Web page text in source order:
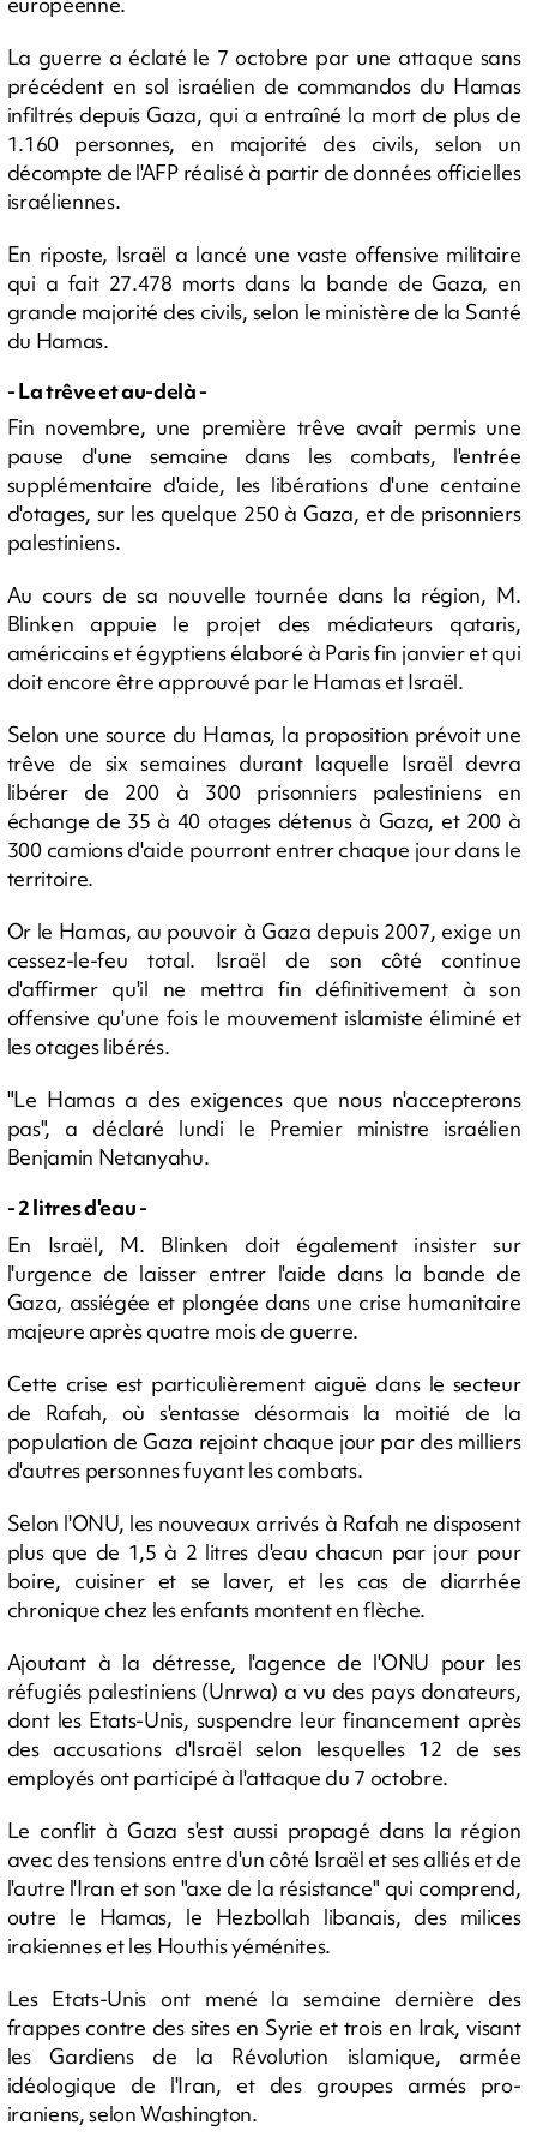
La guerre a éclaté le 7 octobre par une attaque sans
précédent en sol israélien de commandos du Hamas
infiltrés depuis Gaza, qui a entraîné la mort de plus de
1.160 personnes, en majorité des civils, selon un
décompte de l'AFP réalisé à partir de données officielles
israéliennes.
En riposte, Israël a lancé une vaste offensive militaire
qui a fait 27.478 morts dans la bande de Gaza, en
grande majorité des civils, selon le ministère de la Santé
du Hamas.
- La trêve et au-delà -
Fin novembre, une première trêve avait permis une
pause d'une semaine dans les combats, l'entrée
supplémentaire d'aide, les libérations d'une centaine
d'otages, sur les quelque 250 à Gaza, et de prisonniers
palestiniens.
Au cours de sa nouvelle tournée dans la région, M.
Blinken appuie le projet des médiateurs qataris,
américains et égyptiens élaboré à Paris fin janvier et qui
doit encore être approuvé par le Hamas et Israël.
Selon une source du Hamas, la proposition prévoit une
trêve de six semaines durant laquelle Israël devra
libérer de 200 à 300 prisonniers palestiniens en
échange de 35 à 40 otages détenus à Gaza, et 200 à
300 camions d'aide pourront entrer chaque jour dans le
territoire.
Or le Hamas, au pouvoir à Gaza depuis 2007, exige un
cessez-le-feu total. Israël de son côté continue
d'affirmer qu'il ne mettra fin définitivement à son
offensive qu'une fois le mouvement islamiste éliminé et
les otages libérés.
"Le Hamas a des exigences que nous n'accepterons
pas", a déclaré lundi le Premier ministre israélien
Benjamin Netanyahu.
- 2 litres d'eau -
En Israël, M. Blinken doit également insister sur
l'urgence de laisser entrer l'aide dans la bande de
Gaza, assiégée et plongée dans une crise humanitaire
majeure après quatre mois de guerre.
Cette crise est particulièrement aiguë dans le secteur
de Rafah, où s'entasse désormais la moitié de la
population de Gaza rejoint chaque jour par des milliers
d'autres personnes fuyant les combats.
Selon l'ONU, les nouveaux arrivés à Rafah ne disposent
plus que de 1,5 à 2 litres d'eau chacun par jour pour
boire, cuisiner et se laver, et les cas de diarrhée
chronique chez les enfants montent en flèche.
Ajoutant à la détresse, l'agence de l'ONU pour les
réfugiés palestiniens (Unrwa) a vu des pays donateurs,
dont les Etats-Unis, suspendre leur financement après
des accusations d'Israël selon lesquelles 12 de ses
employés ont participé à l'attaque du 7 octobre.
Le conflit à Gaza s'est aussi propagé dans la région
avec des tensions entre d'un côté Israël et ses alliés et de
l'autre l'Iran et son "axe de la résistance" qui comprend,
outre le Hamas, le Hezbollah libanais, des milices
irakiennes et les Houthis yéménites.
Les Etats-Unis ont mené la semaine dernière des
frappes contre des sites en Syrie et trois en Irak, visant
les Gardiens de la Révolution islamique, armée
idéologique de l'Iran, et des groupes armés pro-
iraniens, selon Washington.